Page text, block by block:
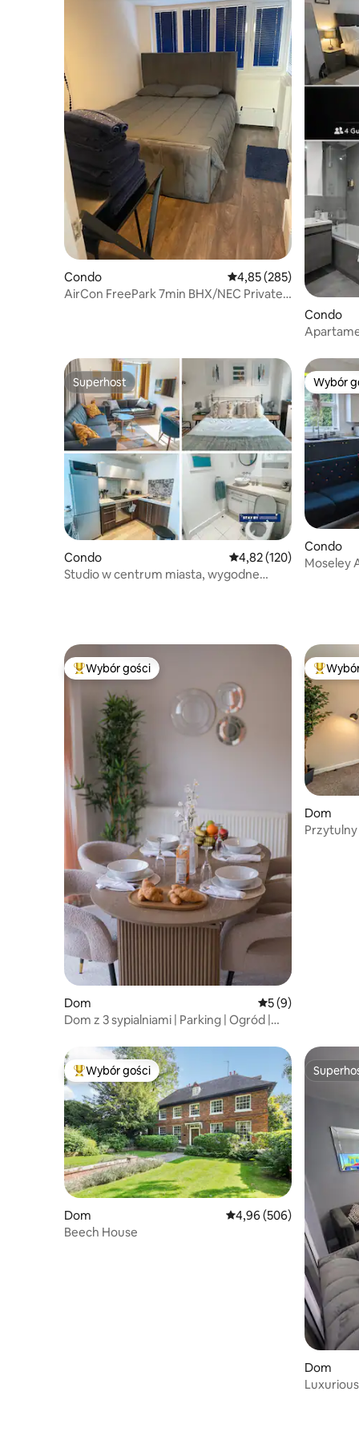
Condo Średnia ocena: 4,85 na
4,85 (285)
AirCon FreePark 7min BHX/NEC Private
Condo
Superhost
Superhost
Condo Średnia ocena: 4,82 na
4,82 (120)
Studio w centrum miasta, wygodne
Wybór
Wybór
Condo
Moseley
Najpopularniejsze z kategorii Wybór gości
Wybór gości
Dom Średnia ocena: 5
5 (9)
Dom z 3 sypialniami | Parking | Ogród |
Dom
Przytulny
Najpopularniejsze z kategorii Wybór gości
Wybór gości
Dom Średnia ocena: 4,96 na
4,96 (506)
Beech House
Dom